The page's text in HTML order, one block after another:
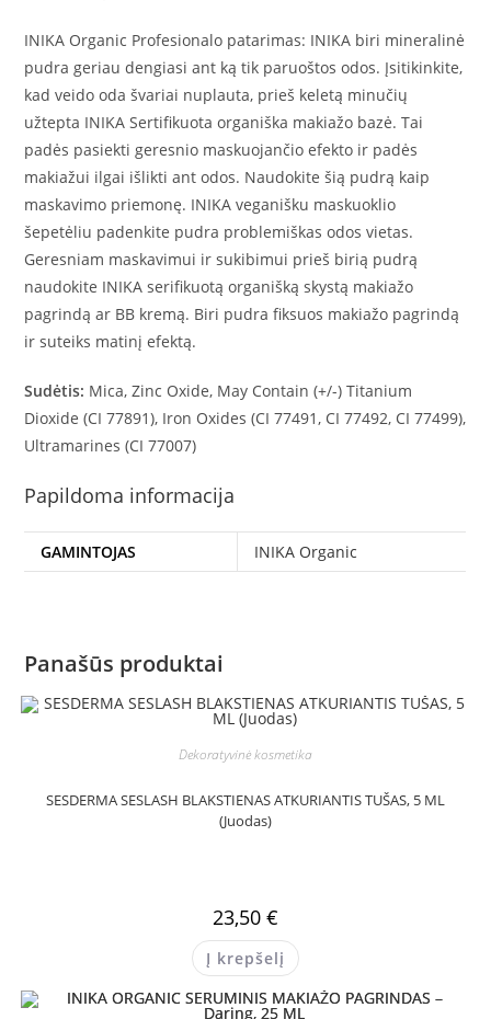
INIKA Organic Profesionalo patarimas: INIKA biri mineralinė
pudra geriau dengiasi ant ką tik paruoštos odos. Įsitikinkite,
kad veido oda švariai nuplauta, prieš keletą minučių
užtepta INIKA Sertifikuota organiška makiažo bazė. Tai
padės pasiekti geresnio maskuojančio efekto ir padės
makiažui ilgai išlikti ant odos. Naudokite šią pudrą kaip
maskavimo priemonę. INIKA veganišku maskuoklio
šepetėliu padenkite pudra problemiškas odos vietas.
Geresniam maskavimui ir sukibimui prieš birią pudrą
naudokite INIKA serifikuotą organišką skystą makiažo
pagrindą ar BB kremą. Biri pudra fiksuos makiažo pagrindą
ir suteiks matinį efektą.
Sudėtis: Mica, Zinc Oxide, May Contain (+/-) Titanium
Dioxide (CI 77891), Iron Oxides (CI 77491, CI 77492, CI 77499),
Ultramarines (CI 77007)
Papildoma informacija
GAMINTOJAS INIKA Organic
Panašūs produktai
Dekoratyvinė kosmetika
SESDERMA SESLASH BLAKSTIENAS ATKURIANTIS TUŠAS, 5 ML
(Juodas)
23,50 €
Į krepšelį